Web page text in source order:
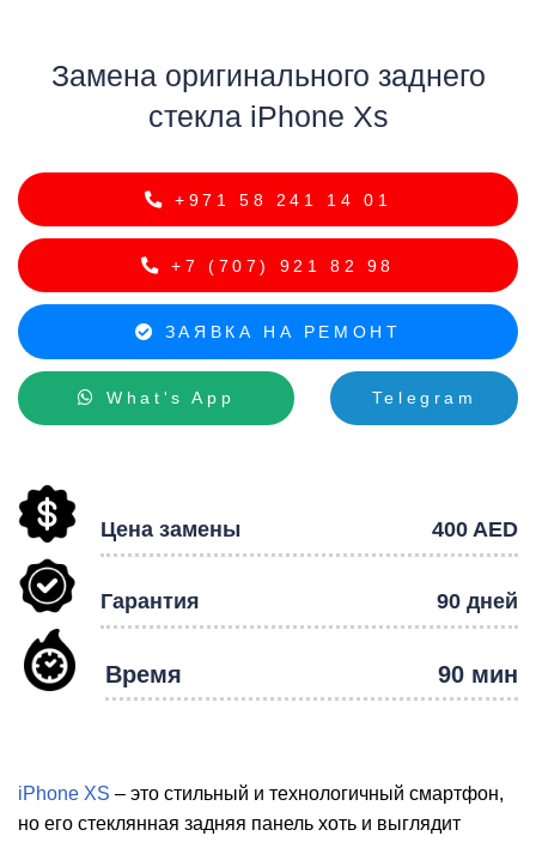
Замена оригинального заднего
стекла iPhone Xs
+971 58 241 14 01
+7 (707) 921 82 98
ЗАЯВКА НА РЕМОНТ
What's App Telegram
Цена замены 400 AED
Гарантия 90 дней
Время 90 мин
iPhone XS – это стильный и технологичный смартфон,
но его стеклянная задняя панель хоть и выглядит